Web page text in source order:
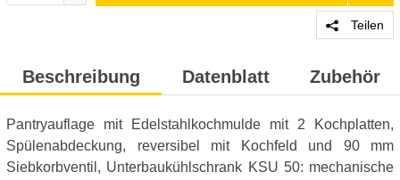
Teilen
Beschreibung Datenblatt Zubehör
Pantryauflage mit Edelstahlkochmulde mit 2 Kochplatten,
Spülenabdeckung, reversibel mit Kochfeld und 90 mm
Siebkorbventil, Unterbaukühlschrank KSU 50: mechanische